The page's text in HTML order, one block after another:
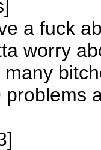
a fuck
worry
many
problems